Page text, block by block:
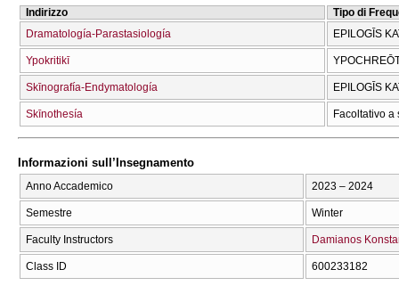
Indirizzo
Tipo di
Dramatología-Parastasiología
EPILOGĪS
Ypokritikī
Skīnografía-Endymatología EPILOGĪS
Skīnothesía Facoltativo a
Informazioni sull’Insegnamento
Anno Accademico 2023 – 2024
Semestre Winter
Faculty Instructors Damianos
Class ID 600233182